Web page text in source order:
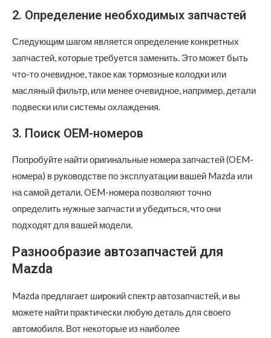
2. Определение необходимых запчастей
Следующим шагом является определение конкретных
запчастей, которые требуется заменить. Это может быть
что-то очевидное, такое как тормозные колодки или
масляный фильтр, или менее очевидное, например, детали
подвески или системы охлаждения.
3. Поиск OEM-номеров
Попробуйте найти оригинальные номера запчастей (OEM-
номера) в руководстве по эксплуатации вашей Mazda или
на самой детали. OEM-номера позволяют точно
определить нужные запчасти и убедиться, что они
подходят для вашей модели.
Разнообразие автозапчастей для
Mazda
Mazda предлагает широкий спектр автозапчастей, и вы
можете найти практически любую деталь для своего
автомобиля. Вот некоторые из наиболее